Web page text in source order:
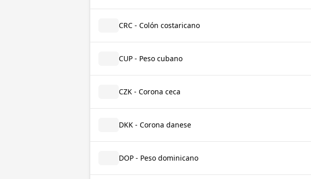
CRC - Colón costaricano
CUP - Peso cubano
CZK - Corona ceca
DKK - Corona danese
DOP - Peso dominicano